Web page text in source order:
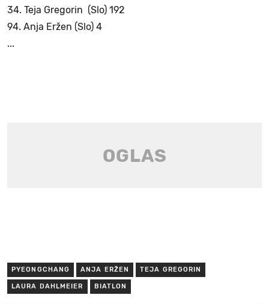
34. Teja Gregorin (Slo) 192
94. Anja Eržen (Slo) 4
...
PYEONGCHANG ANJA ERŽEN TEJA GREGORIN
LAURA DAHLMEIER BIATLON